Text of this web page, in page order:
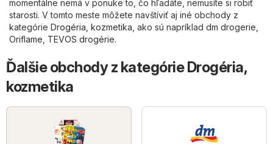
momentálne nemá v ponuke to, čo hľadáte, nemusíte si robiť
starosti. V tomto meste môžete navštíviť aj iné obchody z
kategórie Drogéria, kozmetika , ako sú napríklad dm drogerie
Oriflame TEVOS drogérie.
Ďalšie obchody z kategórie Drogéria,
kozmetika